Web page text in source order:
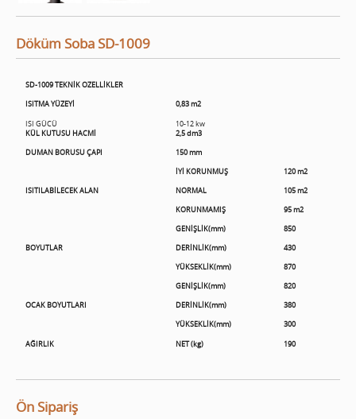
Döküm Soba SD-1009
SD-1009 TEKNİK OZELLİKLER
ISITMA YÜZEYİ
0,83 m2
ISI GÜCÜ
10-12 kw
KÜL KUTUSU HACMİ
2,5 dm3
DUMAN BORUSU ÇAPI
150 mm
ISITILABİLECEK ALAN
İYİ KORUNMUŞ
120 m2
NORMAL
105 m2
KORUNMAMIŞ
95 m2
BOYUTLAR
GENİŞLİK(mm)
850
DERİNLİK(mm)
430
YÜKSEKLİK(mm)
870
OCAK BOYUTLARI
GENİŞLİK(mm)
820
DERİNLİK(mm)
380
YÜKSEKLİK(mm)
300
AĞIRLIK
NET (kg) 190
Ön Sipariş